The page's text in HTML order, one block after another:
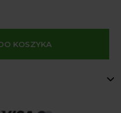
KOSZYKA
t
e